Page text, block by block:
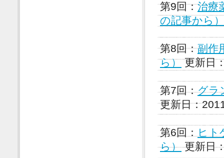
第9回：治療
の記事から）
第8回：副作
ら）更新日
第7回：グラ
更新日：
第6回： ヒト
ら）更新日